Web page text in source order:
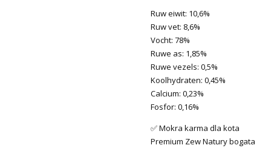
Ruw eiwit: 10,6%
Ruw vet: 8,6%
Vocht: 78%
Ruwe as: 1,85%
Ruwe vezels: 0,5%
Koolhydraten: 0,45%
Calcium: 0,23%
Fosfor: 0,16%
✅ Mokra karma dla kota
Premium Zew Natury bogata